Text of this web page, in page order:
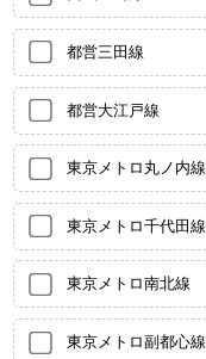
都営三田線
都営大江戸線
東京メトロ丸ノ内線
東京メトロ千代田線
東京メトロ南北線
東京メトロ副都心線